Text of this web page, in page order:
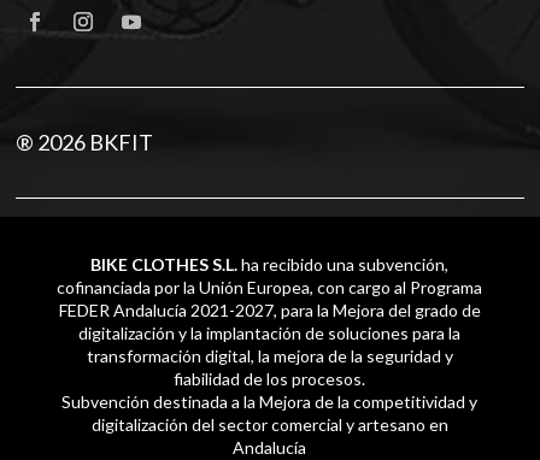
® 2026 BKFIT
BIKE CLOTHES S.L.ha recibido una subvención,
cofinanciada por la Unión Europea, con cargo al Programa
FEDER Andalucía 2021-2027, para la Mejora del grado de
digitalización y la implantación de soluciones para la
transformación digital, la mejora de la seguridad y
fiabilidad de los procesos.
Subvención destinada a la Mejora de la competitividad y
digitalización del sector comercial y artesano en
Andalucía